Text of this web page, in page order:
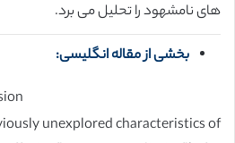
های نامشهود را تحلیل می برد.
بخشی از مقاله انگلیسی:
unexplored characteristics of